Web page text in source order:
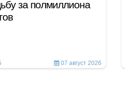
за полмиллиона
07 август 2026